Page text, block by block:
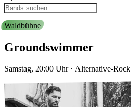
Waldbühne
Groundswimmer
Samstag, 20:00 Uhr· Alternative-Rock